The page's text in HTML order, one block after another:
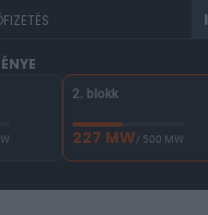
363,32
2. blokk
227 MW/ 500 MW